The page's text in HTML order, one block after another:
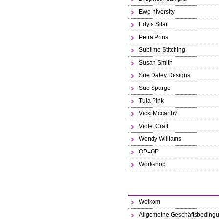
Ewe-niversity
Edyta Sitar
Petra Prins
Sublime Stitching
Susan Smith
Sue Daley Designs
Sue Spargo
Tula Pink
Vicki Mccarthy
Violet Craft
Wendy Williams
OP=OP
Workshop
Welkom
Allgemeine